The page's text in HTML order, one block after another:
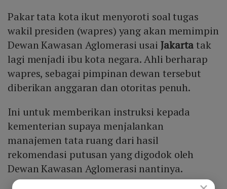
Pakar tata kota ikut menyoroti soal tugas
wakil presiden (wapres) yang akan memimpin
Dewan Kawasan Aglomerasi usai Jakartatak
lagi menjadi ibu kota negara. Ahli berharap
wapres, sebagai pimpinan dewan tersebut
diberikan anggaran dan otoritas penuh.
Ini untuk memberikan instruksi kepada
kementerian supaya menjalankan
manajemen tata ruang dari hasil
rekomendasi putusan yang digodok oleh
Dewan Kawasan Aglomerasi nantinya.